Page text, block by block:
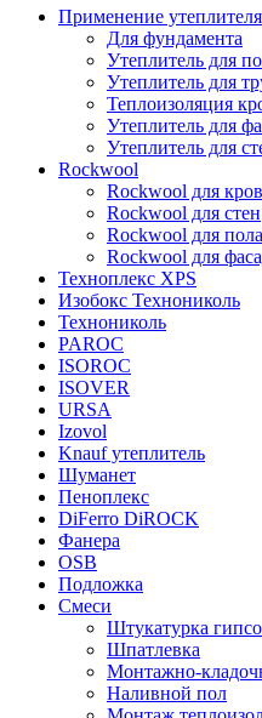
Применение утеплителя
Для фундамента
Утеплитель для
Утеплитель для
Теплоизоляция
Утеплитель для
Утеплитель для
Rockwool
Rockwool для
Rockwool для стен
Rockwool для пола
Rockwool для
Техноплекс XPS
Изобокс Технониколь
Технониколь
PAROC
ISOROC
ISOVER
URSA
Izovol
Knauf утеплитель
Шуманет
Пеноплекс
DiFerro DiROCK
Фанера
OSB
Подложка
Смеси
Штукатурка
Шпатлевка
Монтажно-
Наливной пол